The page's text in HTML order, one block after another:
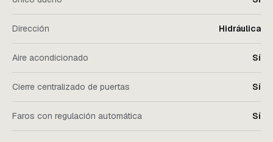
Dirección Hidráulica
Aire acondicionado Sí
Cierre centralizado de puertas Sí
Faros con regulación automática Sí